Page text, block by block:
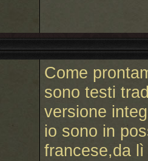
Come
sono testi
versione
io sono in
francese,da